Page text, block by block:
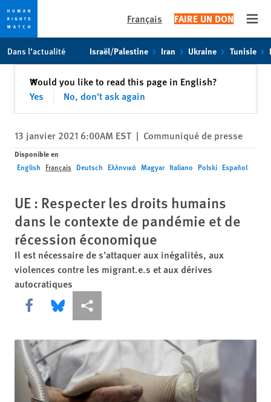
toto
content
Français FAIRE UN DON
Dans l’actualité Israël/Palestine Iran Ukraine Tunisie
Would you like to read this page in English?
Yes
No, don't ask again
✕Fermer
13 janvier 2021 6:00AM EST | Communiqué de presse
Disponible en
English Français Deutsch Ελληνικά Magyar Italiano Polski Español
UE : Respecter les droits humains
dans le contexte de pandémie et de
récession économique
Il est nécessaire de s’attaquer aux inégalités, aux
violences contre les migrant.e.s et aux dérives
autocratiques
Share this via Facebook
Share this via Bluesky
Share this via Partagez